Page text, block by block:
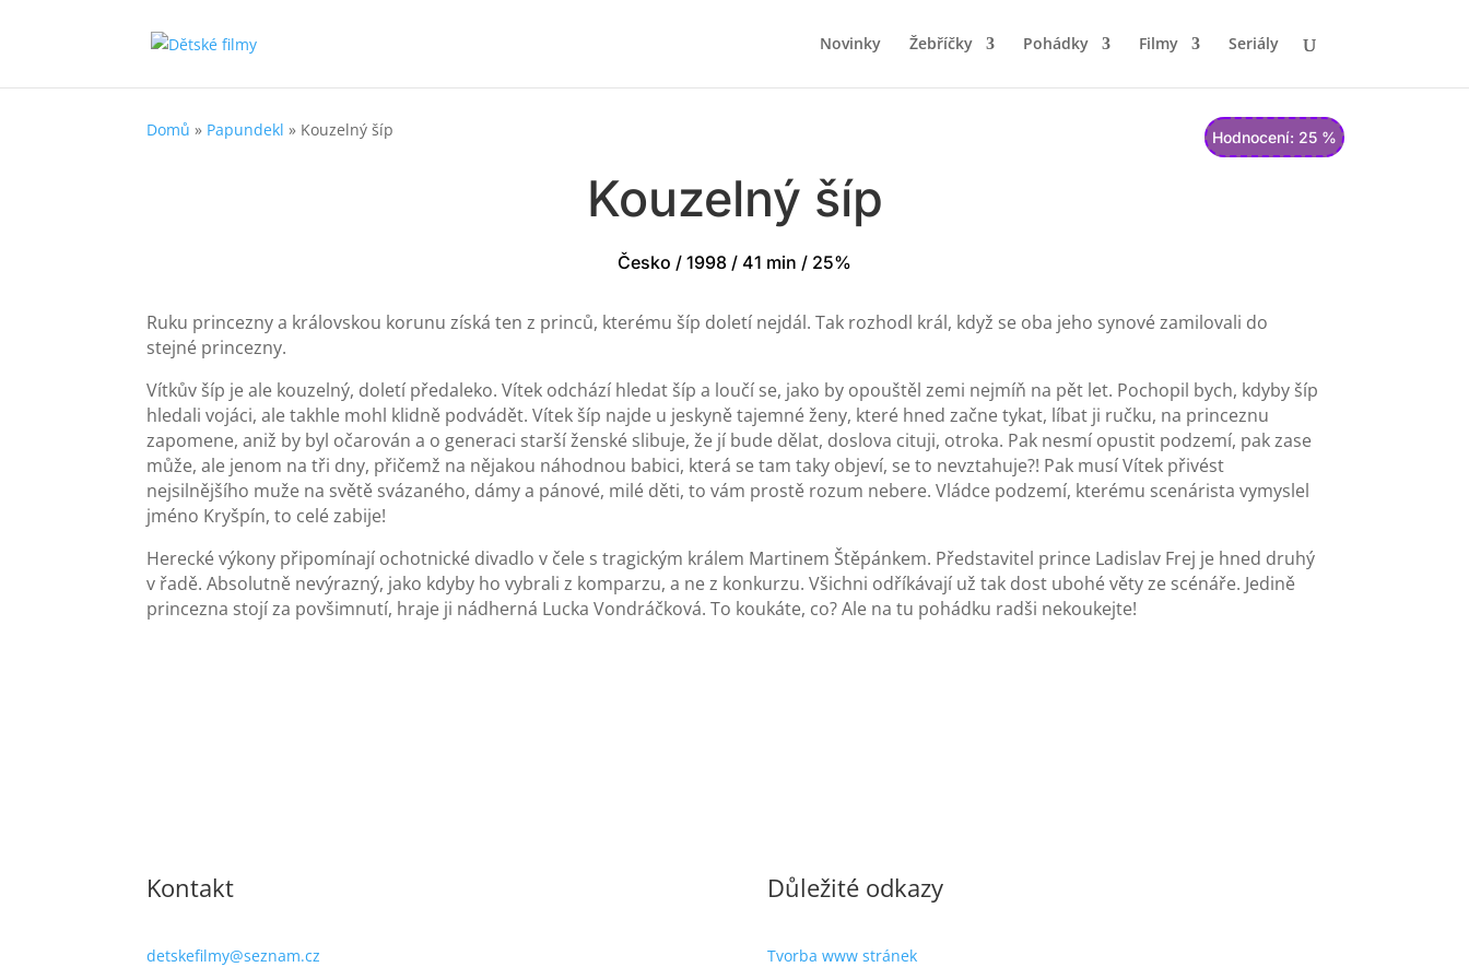
Novinky Žebříčky Pohádky Filmy Seriály
Hodnocení: 25 %
Domů » Papundekl » Kouzelný šíp
Kouzelný šíp
Česko / 1998 / 41 min / 25%
Ruku princezny a královskou korunu získá ten z princů, kterému šíp doletí nejdál. Tak rozhodl král, když se oba jeho synové zamilovali do
stejné princezny.
Vítkův šíp je ale kouzelný, doletí předaleko. Vítek odchází hledat šíp a loučí se, jako by opouštěl zemi nejmíň na pět let. Pochopil bych, kdyby šíp
hledali vojáci, ale takhle mohl klidně podvádět. Vítek šíp najde u jeskyně tajemné ženy, které hned začne tykat, líbat ji ručku, na princeznu
zapomene, aniž by byl očarován a o generaci starší ženské slibuje, že jí bude dělat, doslova cituji, otroka. Pak nesmí opustit podzemí, pak zase
může, ale jenom na tři dny, přičemž na nějakou náhodnou babici, která se tam taky objeví, se to nevztahuje?! Pak musí Vítek přivést
nejsilnějšího muže na světě svázaného, dámy a pánové, milé děti, to vám prostě rozum nebere. Vládce podzemí, kterému scenárista vymyslel
jméno Kryšpín, to celé zabije!
Herecké výkony připomínají ochotnické divadlo v čele s tragickým králem Martinem Štěpánkem. Představitel prince Ladislav Frej je hned druhý
v řadě. Absolutně nevýrazný, jako kdyby ho vybrali z komparzu, a ne z konkurzu. Všichni odříkávají už tak dost ubohé věty ze scénáře. Jedině
princezna stojí za povšimnutí, hraje ji nádherná Lucka Vondráčková. To koukáte, co? Ale na tu pohádku radši nekoukejte!
Kontakt
detskefilmy@seznam.cz
Důležité odkazy
Tvorba www stránek